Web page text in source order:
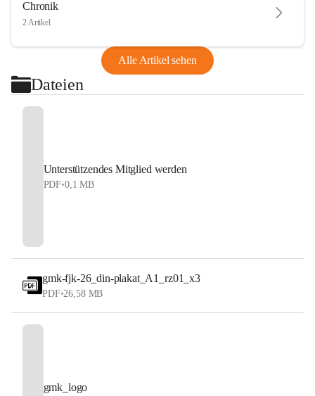
Chronik
2 Artikel
Alle Artikel sehen
Dateien
Unterstützendes Mitglied werden
PDF•0,1 MB
gmk-fjk-26_din-plakat_A1_rz01_x3
PDF•26,58 MB
gmk_logo